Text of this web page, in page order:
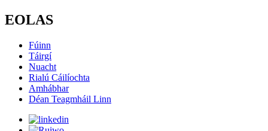
EOLAS
Fúinn
Táirgí
Nuacht
Rialú Cáilíochta
Amhábhar
Déan Teagmháil Linn